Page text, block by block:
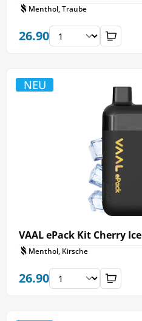
Menthol, Traube
26.90
VAAL ePack Kit Cherry Ice
Menthol, Kirsche
26.90
NEU